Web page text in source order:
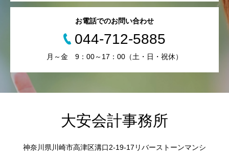
お電話でのお問い合わせ
044-712-5885
月～金 9：00～17：00（土・日・祝休）
大安会計事務所
神奈川県川崎市高津区溝口2-19-17リバーストーンマンシ